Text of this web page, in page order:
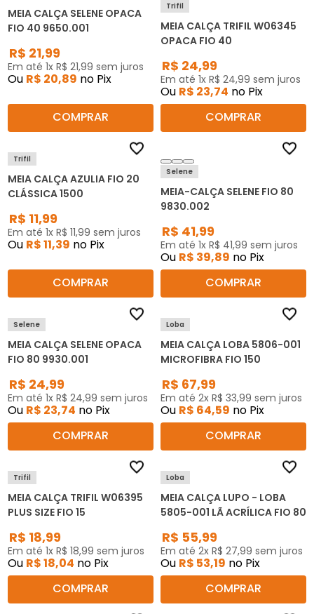
MEIA CALÇA SELENE OPACA
FIO 40 9650.001
R$ 21,99
Em até 1x R$ 21,99 sem juros
Ou R$ 20,89 no Pix
COMPRAR
Trifil
MEIA CALÇA TRIFIL W06345
OPACA FIO 40
R$ 24,99
Em até 1x R$ 24,99 sem juros
Ou R$ 23,74 no Pix
COMPRAR
Trifil
MEIA CALÇA AZULIA FIO 20
CLÁSSICA 1500
R$ 11,99
Em até 1x R$ 11,99 sem juros
Ou R$11,39 no Pix
COMPRAR
Selene
MEIA-CALÇA SELENE FIO 80
9830.002
R$ 41,99
Em até 1x R$ 41,99 sem juros
Ou R$ 39,89 no Pix
COMPRAR
Selene
MEIA CALÇA SELENE OPACA
FIO 80 9930.001
R$ 24,99
Em até 1x R$ 24,99 sem juros
Ou R$ 23,74 no Pix
COMPRAR
Loba
MEIA CALÇA LOBA 5806-001
MICROFIBRA FIO 150
R$ 67,99
Em até 2x R$ 33,99 sem juros
Ou R$ 64,59 no Pix
COMPRAR
Trifil
MEIA CALÇA TRIFIL W06395
PLUS SIZE FIO 15
R$ 18,99
Em até 1x R$ 18,99 sem juros
Ou R$18,04 no Pix
COMPRAR
Loba
MEIA CALÇA LUPO - LOBA
5805-001 LÃ ACRÍLICA FIO 80
R$ 55,99
Em até 2x R$ 27,99 sem juros
Ou R$ 53,19 no Pix
COMPRAR